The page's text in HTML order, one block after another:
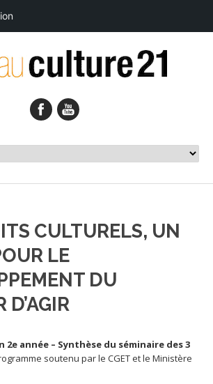
CULTURELS, UN
LE
DU
D’AGIR
2e année – Synthèse du séminaire des 3
soutenu par le CGET et le Ministère